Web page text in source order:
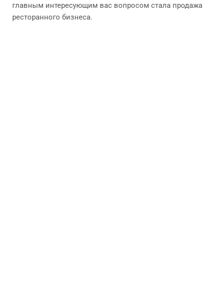
главным интересующим вас вопросом стала продажа
ресторанного бизнеса.